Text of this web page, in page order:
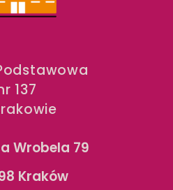
137
Wrobela 79
Kraków